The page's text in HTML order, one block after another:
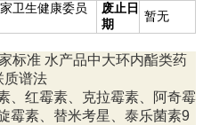
卫生健康委员
废止日
期
暂无
标准 水产品中大环内酯类药
质谱法
、红霉素、克拉霉素、阿奇霉
霉素、替米考星、泰乐菌素9